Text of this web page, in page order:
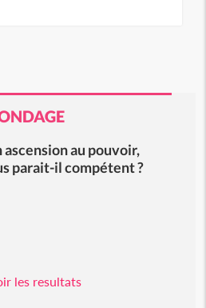
ascension au pouvoir,
parait-il compétent ?
les resultats